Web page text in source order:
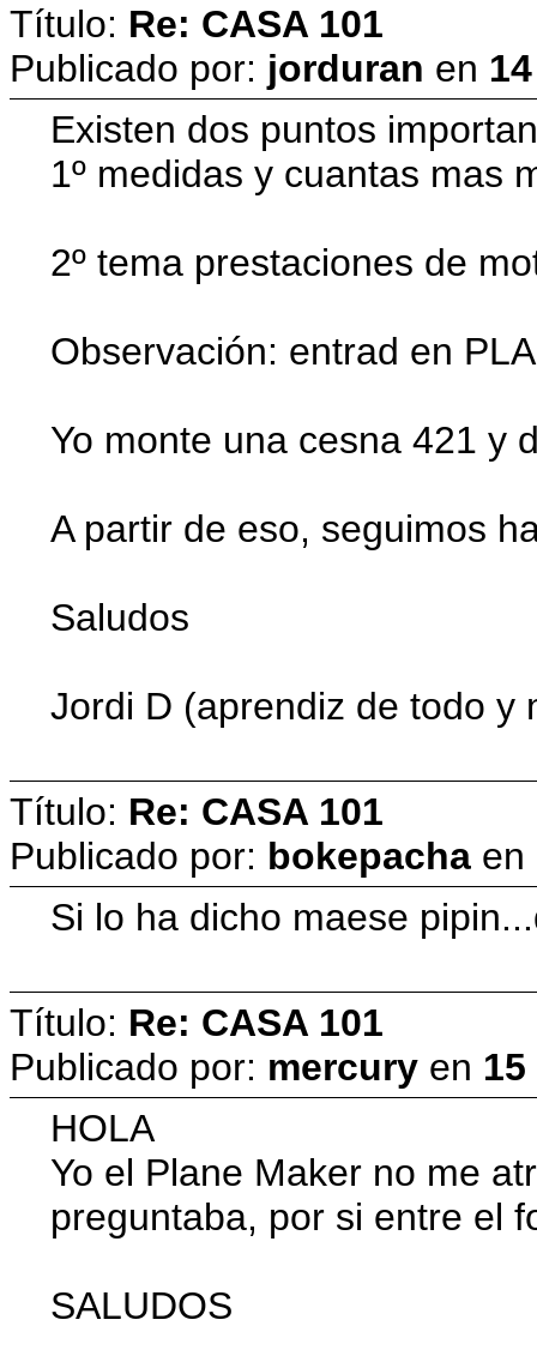
Título: Re: CASA 101
Publicado por: jorduran en
Existen dos puntos
1º medidas y cuantas mas
2º tema prestaciones de
Observación: entrad en
Yo monte una cesna 421 y
A partir de eso, seguimos
Saludos
Jordi D (aprendiz de todo y
Título: Re: CASA 101
Publicado por: bokepacha en
Si lo ha dicho maese
Título: Re: CASA 101
Publicado por: mercury en
HOLA
Yo el Plane Maker no me
preguntaba, por si entre el
SALUDOS